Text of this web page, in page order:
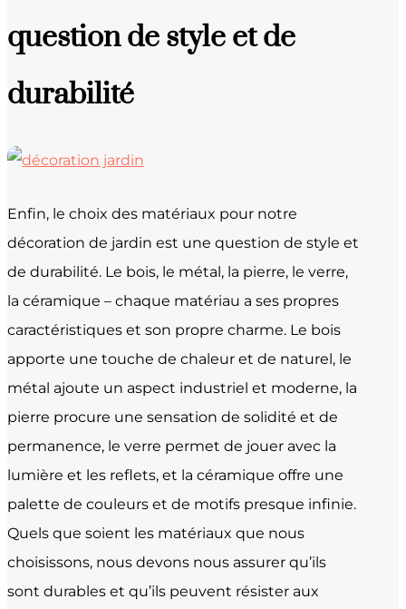
question de style et de
durabilité
Enfin, le choix des matériaux pour notre
décoration de jardin est une question de style et
de durabilité. Le bois, le métal, la pierre, le verre,
la céramique – chaque matériau a ses propres
caractéristiques et son propre charme. Le bois
apporte une touche de chaleur et de naturel, le
métal ajoute un aspect industriel et moderne, la
pierre procure une sensation de solidité et de
permanence, le verre permet de jouer avec la
lumière et les reflets, et la céramique offre une
palette de couleurs et de motifs presque infinie.
Quels que soient les matériaux que nous
choisissons, nous devons nous assurer qu’ils
sont durables et qu’ils peuvent résister aux